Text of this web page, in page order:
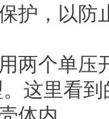
护，以防
两个单压
这里看